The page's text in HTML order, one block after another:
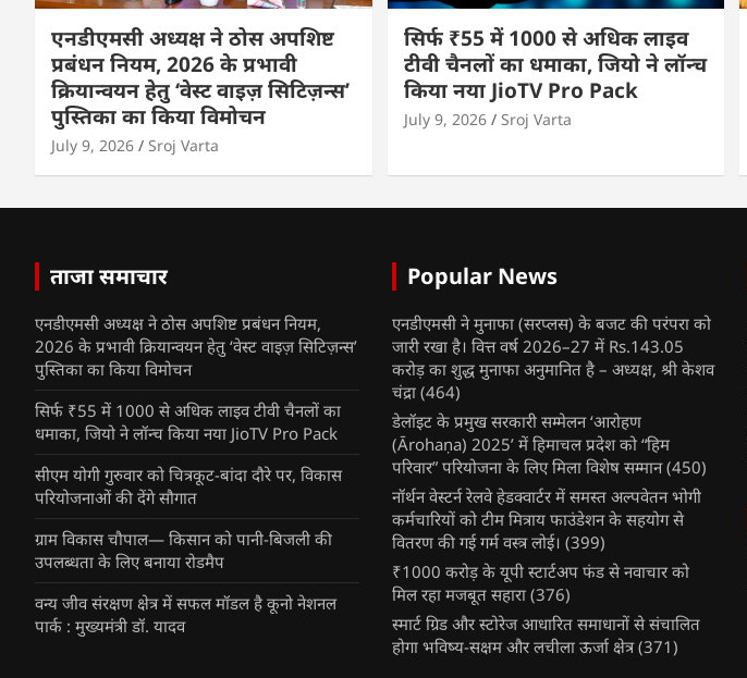
एनडीएमसी अध्यक्ष ने ठोस अपशिष्ट
प्रबंधन नियम, 2026 के प्रभावी
क्रियान्वयन हेतु ‘वेस्ट वाइज़ सिटिज़न्स’
पुस्तिका का किया विमोचन
July 9, 2026 Sroj Varta
सिर्फ ₹55 में 1000 से अधिक लाइव
टीवी चैनलों का धमाका, जियो ने लॉन्च
किया नया JioTV Pro Pack
July 9, 2026 Sroj Varta
ताजा समाचार
एनडीएमसी अध्यक्ष ने ठोस अपशिष्ट प्रबंधन नियम,
2026 के प्रभावी क्रियान्वयन हेतु ‘वेस्ट वाइज़ सिटिज़न्स’
पुस्तिका का किया विमोचन
सिर्फ ₹55 में 1000 से अधिक लाइव टीवी चैनलों का
धमाका, जियो ने लॉन्च किया नया JioTV Pro Pack
सीएम योगी गुरुवार को चित्रकूट-बांदा दौरे पर, विकास
परियोजनाओं की देंगे सौगात
ग्राम विकास चौपाल— किसान को पानी-बिजली की
उपलब्धता के लिए बनाया रोडमैप
वन्य जीव संरक्षण क्षेत्र में सफल मॉडल है कूनो नेशनल
पार्क : मुख्यमंत्री डॉ. यादव
Popular News
एनडीएमसी ने मुनाफा (सरप्लस) के बजट की परंपरा को
जारी रखा है। वित्त वर्ष 2026–27 में Rs.143.05
करोड़ का शुद्ध मुनाफा अनुमानित है – अध्यक्ष, श्री केशव
चंद्रा (464)
डेलॉइट के प्रमुख सरकारी सम्मेलन ‘आरोहण
(Ārohaṇa) 2025’ में हिमाचल प्रदेश को “हिम
परिवार” परियोजना के लिए मिला विशेष सम्मान (450)
नॉर्थन वेस्टर्न रेलवे हेडक्वार्टर में समस्त अल्पवेतन भोगी
कर्मचारियों को टीम मित्राय फाउंडेशन के सहयोग से
वितरण की गई गर्म वस्त्र लोई। (399)
₹1000 करोड़ के यूपी स्टार्टअप फंड से नवाचार को
मिल रहा मजबूत सहारा (376)
स्मार्ट ग्रिड और स्टोरेज आधारित समाधानों से संचालित
होगा भविष्य-सक्षम और लचीला ऊर्जा क्षेत्र (371)